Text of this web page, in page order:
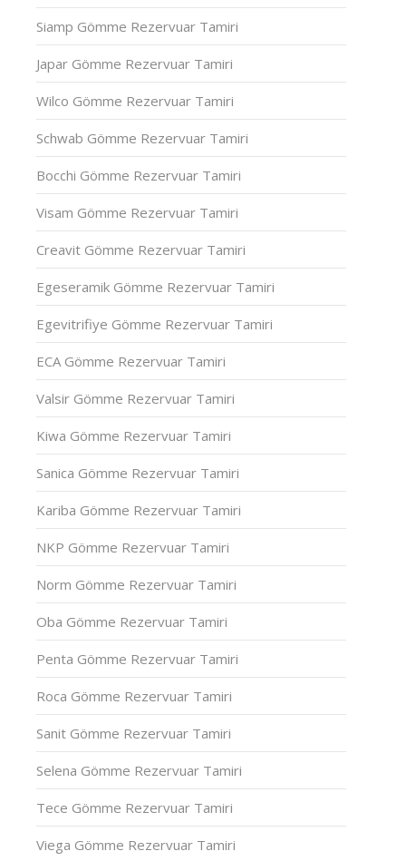
Siamp Gömme Rezervuar Tamiri
Japar Gömme Rezervuar Tamiri
Wilco Gömme Rezervuar Tamiri
Schwab Gömme Rezervuar Tamiri
Bocchi Gömme Rezervuar Tamiri
Visam Gömme Rezervuar Tamiri
Creavit Gömme Rezervuar Tamiri
Egeseramik Gömme Rezervuar Tamiri
Egevitrifiye Gömme Rezervuar Tamiri
ECA Gömme Rezervuar Tamiri
Valsir Gömme Rezervuar Tamiri
Kiwa Gömme Rezervuar Tamiri
Sanica Gömme Rezervuar Tamiri
Kariba Gömme Rezervuar Tamiri
NKP Gömme Rezervuar Tamiri
Norm Gömme Rezervuar Tamiri
Oba Gömme Rezervuar Tamiri
Penta Gömme Rezervuar Tamiri
Roca Gömme Rezervuar Tamiri
Sanit Gömme Rezervuar Tamiri
Selena Gömme Rezervuar Tamiri
Tece Gömme Rezervuar Tamiri
Viega Gömme Rezervuar Tamiri